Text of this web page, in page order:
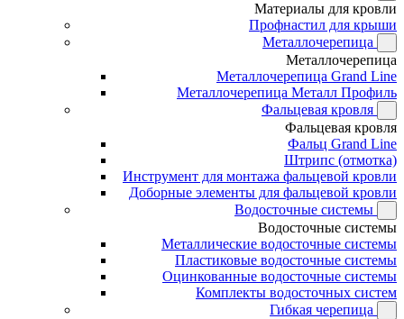
Материалы для кровли
Профнастил для крыши
Металлочерепица
Металлочерепица
Металлочерепица Grand Line
Металлочерепица Металл Профиль
Фальцевая кровля
Фальцевая кровля
Фальц Grand Line
Штрипс (отмотка)
Инструмент для монтажа фальцевой кровли
Доборные элементы для фальцевой кровли
Водосточные системы
Водосточные системы
Металлические водосточные системы
Пластиковые водосточные системы
Оцинкованные водосточные системы
Комплекты водосточных систем
Гибкая черепица